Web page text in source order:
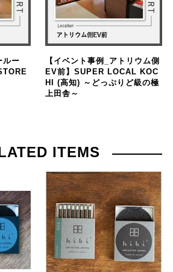
ルー
【イベント事例_アトリウム側
EV前】SUPER LOCAL KOC
HI (高知) ～どっぷりど級の極
上田舎～
ITEMS